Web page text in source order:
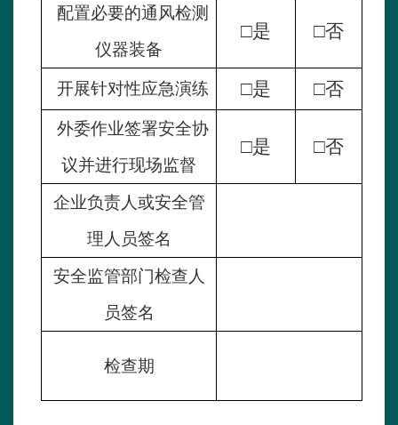
配置必要的通风检测
仪器装备
□是 □否
开展针对性应急演练 □是 □否
外委作业签署安全协
议并进行现场监督
□是 □否
企业负责人或安全管
理人员签名
安全监管部门检查人
员签名
检查期